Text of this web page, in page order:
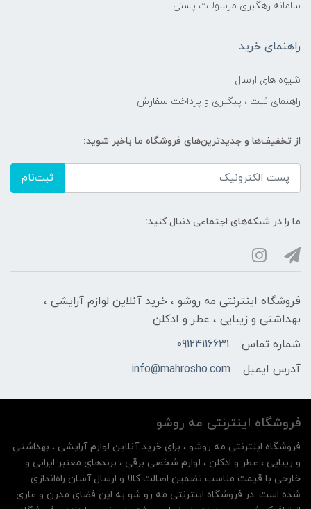
سامانه رهگیری مرسولات پستی
راهنمای خرید
شیوه های ارسال
راهنمای ثبت ، پیگیری و پرداخت سفارش
از تخفیف‌ها و جدیدترین‌های فروشگاه ما باخبر شوید:
ثبت‌نام
ما را در شبکه‌های اجتماعی دنبال کنید:
فروشگاه اینترنتی مه‌ رو‌شو ، خرید آنلاین لوازم آرایشی ،
بهداشتی و زیبایی ، عطر و ادکلن
شماره تماس:
09124116631
آدرس ایمیل:
info@mahrosho.com
فروشگاه اینترنتی مه‌ رو‌شو
فروشگاه اینترنتی مه‌ رو‌شو ، برای خرید آنلاین لوازم آرایشی ، بهداشتی
و زیبایی ، عطر و ادکلن ، لوازم شخصی برقی ، برندهای معتبر ایرانی و
خارجی با قیمت مناسب تضمین اصالت کالا و ارسال آسان راه‌اندازی
شده است. در فروشگاه اینترنتی مه رو شو به این فضای مدرن و عاری